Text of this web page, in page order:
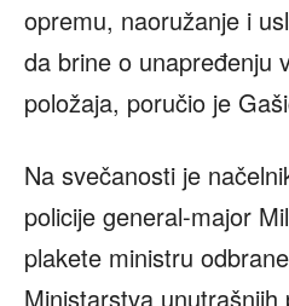
opremu, naoružanje i
da brine o unapređenju
položaja, poručio je
Na svečanosti je
policije general-major
plakete ministru
Ministarstva unutrašnjih